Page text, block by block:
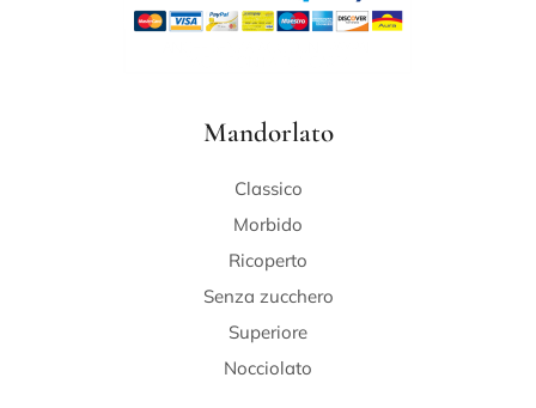
Mandorlato
Classico
Morbido
Ricoperto
Senza zucchero
Superiore
Nocciolato